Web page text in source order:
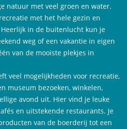
natuur met veel groen en water.
met het hele gezin en
in de buitenlucht kun je
weg of een vakantie in eigen
van de mooiste plekjes in
veel mogelijkheden voor recreatie,
museum bezoeken, winkelen,
avond uit. Hier vind je leuke
en uitstekende restaurants. Je
van de boerderij tot een